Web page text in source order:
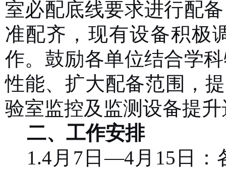
室必配底线要求进行配备
准配齐， 现有设备积极
作。鼓励各单位结合学
性能、扩大配备范围 ，
验室监控及 监测 设备提升
二、工作安排
1.4月 7 日—4月15 日 ：